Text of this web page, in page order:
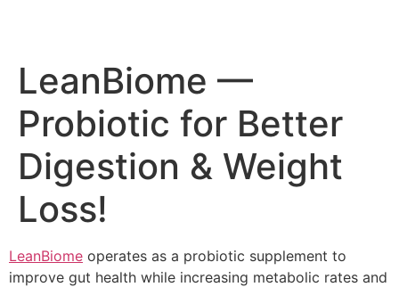
LeanBiome —
Probiotic for Better
Digestion & Weight
Loss!
LeanBiome operates as a probiotic supplement to
improve gut health while increasing metabolic rates and